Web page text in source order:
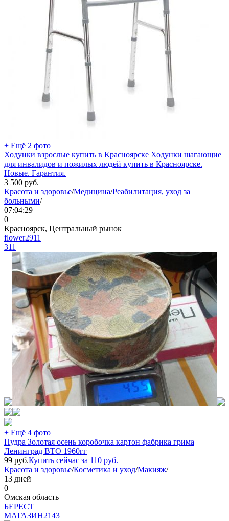
+ Ещё 2 фото
Ходунки взрослые купить в Красноярске Ходунки шагающие
для инвалидов и пожилых людей купить в Красноярске.
Новые. Гарантия.
3 500 руб.
Красота и здоровье/Медицина/Реабилитация, уход за
больными/
07:04:29
0
Красноярск, Центральный рынок
flower2911
311
+ Ещё 4 фото
Пудра Золотая осень коробочка картон фабрика грима
Ленинград ВТО 1960гг
99 руб.Купить сейчас за 110 руб.
Красота и здоровье/Косметика и уход/Макияж/
13 дней
0
Омская область
БEPECT
МАГАЗИН2143